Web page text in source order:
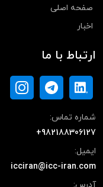
صفحه اصلی
اخبار
ارتباط با ما
شماره تماس:
+982188306127
ایمیل:
icciran@icc-iran.com